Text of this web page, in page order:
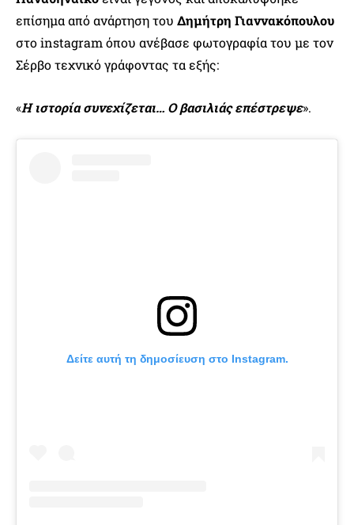
επίσημα από ανάρτηση του Δημήτρη Γιαννακόπουλου
στο instagram όπου ανέβασε φωτογραφία του με τον
Σέρβο τεχνικό γράφοντας τα εξής:
«Η ιστορία συνεχίζεται… Ο βασιλιάς επέστρεψε».
Δείτε αυτή τη δημοσίευση στο Instagram.